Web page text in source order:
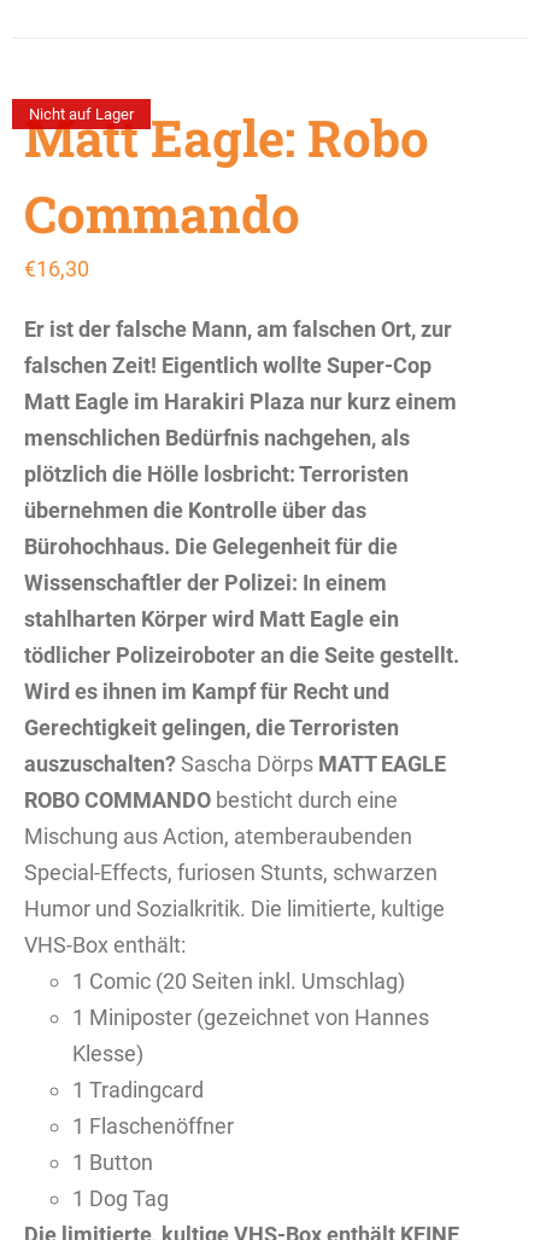
Nicht auf Lager
Matt Eagle: Robo
Commando
€16,30
Er ist der falsche Mann, am falschen Ort, zur
falschen Zeit! Eigentlich wollte Super-Cop
Matt Eagle im Harakiri Plaza nur kurz einem
menschlichen Bedürfnis nachgehen, als
plötzlich die Hölle losbricht: Terroristen
übernehmen die Kontrolle über das
Bürohochhaus. Die Gelegenheit für die
Wissenschaftler der Polizei: In einem
stahlharten Körper wird Matt Eagle ein
tödlicher Polizeiroboter an die Seite gestellt.
Wird es ihnen im Kampf für Recht und
Gerechtigkeit gelingen, die Terroristen
auszuschalten?Sascha Dörps MATT EAGLE
ROBO COMMANDO besticht durch eine
Mischung aus Action, atemberaubenden
Special-Effects, furiosen Stunts, schwarzen
Humor und Sozialkritik. Die limitierte, kultige
VHS-Box enthält:
1 Comic (20 Seiten inkl. Umschlag)
1 Miniposter (gezeichnet von Hannes
Klesse)
1 Tradingcard
1 Flaschenöffner
1 Button
1 Dog Tag
Die limitierte, kultige VHS-Box enthält KEINE